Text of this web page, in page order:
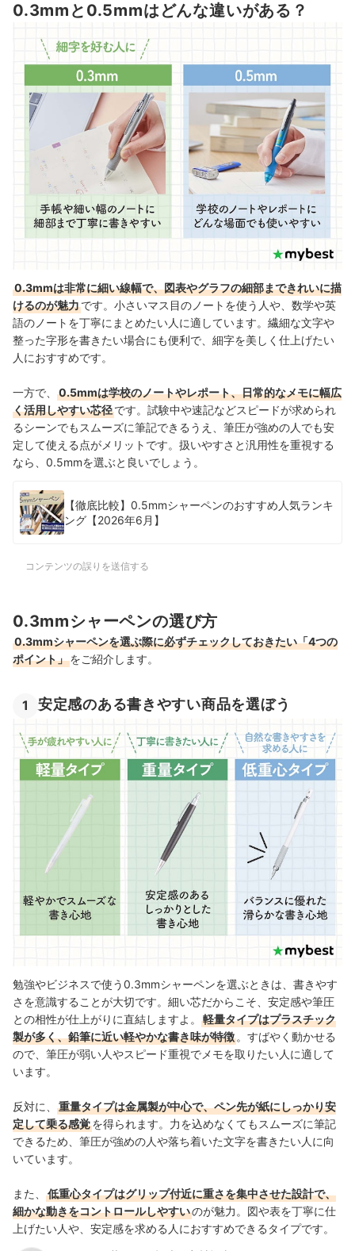
売れ筋の人気0.3mmシャーペン全29商品を徹底比較！
どの硬度の芯を選べばいい？
芯折れしやすい時の対処法は何かある？
ブランドの商品なら、自分へのご褒美やプレゼントにもなる
他の筆記用具もチェックしよう
0.3mmシャーペンの売れ筋ランキングもチェック！
0.3mmと0.5mmはどんな違いがある？
0.3mmは非常に細い線幅で、図表やグラフの細部まできれいに描
けるのが魅力です。小さいマス目のノートを使う人や、数学や英
語のノートを丁寧にまとめたい人に適しています。繊細な文字や
整った字形を書きたい場合にも便利で、細字を美しく仕上げたい
人におすすめです。
一方で、
0.5mmは学校のノートやレポート、日常的なメモに幅広
く活用しやすい芯径です。試験中や速記などスピードが求められ
るシーンでもスムーズに筆記できるうえ、筆圧が強めの人でも安
定して使える点がメリットです。扱いやすさと汎用性を重視する
なら、0.5mmを選ぶと良いでしょう。
【徹底比較】0.5mmシャーペンのおすすめ人気ランキ
ング【2026年6月】
コンテンツの誤りを送信する
0.3mmシャーペンの選び方
0.3mmシャーペンを選ぶ際に必ずチェックしておきたい「4つの
ポイント」をご紹介します。
1 安定感のある書きやすい商品を選ぼう
勉強やビジネスで使う0.3mmシャーペンを選ぶときは、書きやす
さを意識することが大切です。細い芯だからこそ、安定感や筆圧
との相性が仕上がりに直結しますよ。
軽量タイプはプラスチック
製が多く、鉛筆に近い軽やかな書き味が特徴 。すばやく動かせる
ので、筆圧が弱い人やスピード重視でメモを取りたい人に適して
います。
反対に、
重量タイプは金属製が中心で、ペン先が紙にしっかり安
定して乗る感覚を得られます。力を込めなくてもスムーズに筆記
できるため、筆圧が強めの人や落ち着いた文字を書きたい人に向
いています。
また、
低重心タイプはグリップ付近に重さを集中させた設計で、
細かな動きをコントロールしやすいのが魅力。図や表を丁寧に仕
上げたい人や、安定感を求める人におすすめできるタイプです。